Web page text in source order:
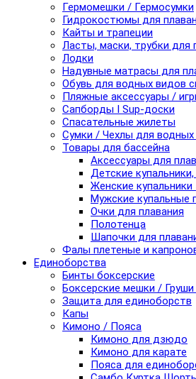
Гермомешки / Гермосумки
Гидрокостюмы для
Кайты и трапеции
Ласты, маски, трубки для
Лодки
Надувные матрасы для
Обувь для водных видов
Пляжные аксессуары /
Сапборды I Sup-доски
Спасательные жилеты
Сумки / Чехлы для
Товары для бассейна
Аксессуары для
Детские купальники,
Женские
Мужские купальные
Очки для плавания
Полотенца
Шапочки для
Фалы плетеные и
Единоборства
Бинты боксерские
Боксерские мешки /
Защита для единоборств
Капы
Кимоно / Пояса
Кимоно для дзюдо
Кимоно для карате
Пояса для